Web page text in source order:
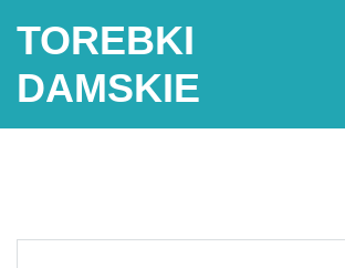
TOREBKI
DAMSKIE